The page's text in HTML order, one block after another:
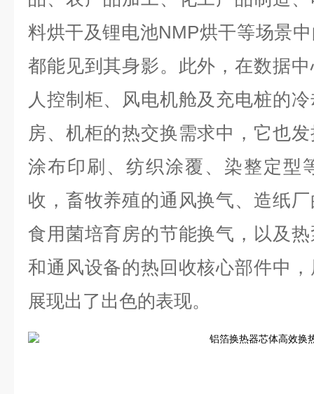
料烘干及锂电池NMP烘干等场景
都能见到其身影。此外，在数据
人控制柜、风电机舱及充电桩的
房、机柜的热交换需求中，它也
涂布印刷、纺织涂覆、染整定型
收，畜牧养殖的通风换气、造纸
食用菌培育房的节能换气，以及
和通风设备的热回收核心部件中
展现出了出色的表现。